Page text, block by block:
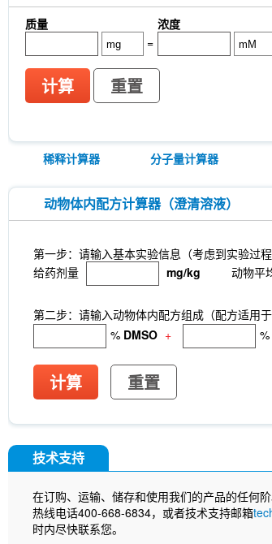
质量 浓度
=
计算 重置
稀释计算器 分子量计算器
动物体内配方计算器（澄清溶液）
第一步：请输入基本实验信息（考虑到实验过
给药剂量
mg/kg 动物平
第二步：请输入动物体内配方组成（配方适用
% DMSO + %
计算 重置
技术支持
在订购、运输、储存和使用我们的产品的任何
热线电话400-668-6834，或者技术支持邮箱
时内尽快联系您。